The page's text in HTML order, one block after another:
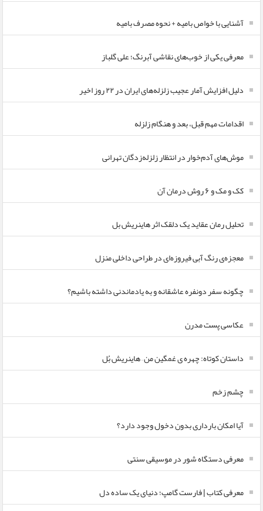
آشنایی با خواص بامیه + نحوه مصرف بامیه
معرفی یکی از خوب‌های نقاشی آبرنگ؛ علی گلباز
دلیل افزایش آمار عجیب زلزله‌های ایران در ۲۲ روز اخیر
اقدامات مهم قبل، بعد و هنگام زلزله
موش‌های آدم‌خوار در انتظار زلزله‌زدگان تهرانی
کک و مک و ۶ روش درمان آن
تحلیل رمان عقاید یک دلقک اثر هاینریش بل
معجزه‌ی رنگ آبی فیروزه‌ای در طراحی داخلی منزل
چگونه سفر دونفره عاشقانه و به یادماندنی داشته باشیم؟
عکاسی پست مدرن
داستان کوتاه: چهره ی غمگین من – هاینریش بُل
چشم زخم
آیا امکان بارداری بدون دخول وجود دارد؟
معرفی دستگاه شور در موسیقی سنتی
معرفی کتاب | فارست گامپ؛ دنیای یک ساده دل